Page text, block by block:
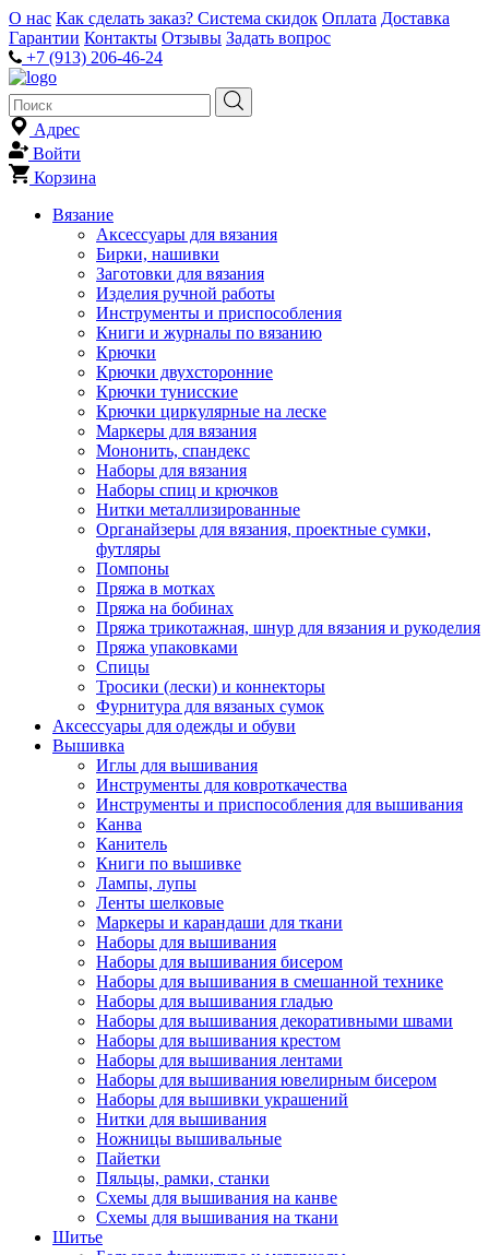
О нас Как сделать заказ? Система скидок Оплата Доставка
Гарантии Контакты Отзывы Задать вопрос
+7 (913) 206-46-24
Адрес
Войти
Корзина
Вязание
Аксессуары для вязания
Бирки, нашивки
Заготовки для вязания
Изделия ручной работы
Инструменты и приспособления
Книги и журналы по вязанию
Крючки
Крючки двухсторонние
Крючки тунисские
Крючки циркулярные на леске
Маркеры для вязания
Мононить, спандекс
Наборы для вязания
Наборы спиц и крючков
Нитки металлизированные
Органайзеры для вязания, проектные сумки,
футляры
Помпоны
Пряжа в мотках
Пряжа на бобинах
Пряжа трикотажная, шнур для вязания и рукоделия
Пряжа упаковками
Спицы
Тросики (лески) и коннекторы
Фурнитура для вязаных сумок
Аксессуары для одежды и обуви
Вышивка
Иглы для вышивания
Инструменты для ковроткачества
Инструменты и приспособления для вышивания
Канва
Канитель
Книги по вышивке
Лампы, лупы
Ленты шелковые
Маркеры и карандаши для ткани
Наборы для вышивания
Наборы для вышивания бисером
Наборы для вышивания в смешанной технике
Наборы для вышивания гладью
Наборы для вышивания декоративными швами
Наборы для вышивания крестом
Наборы для вышивания лентами
Наборы для вышивания ювелирным бисером
Наборы для вышивки украшений
Нитки для вышивания
Ножницы вышивальные
Пайетки
Пяльцы, рамки, станки
Схемы для вышивания на канве
Схемы для вышивания на ткани
Шитье